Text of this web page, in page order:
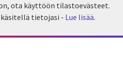
ota käyttöön tilastoevästeet.
käsitellä tietojasi - Lue lisää.